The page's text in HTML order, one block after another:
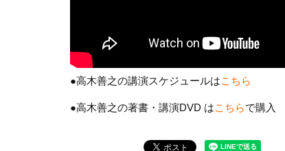
●高木善之の講演スケジュールはこちら
●高木善之の著書・講演DVD はこちらで購入